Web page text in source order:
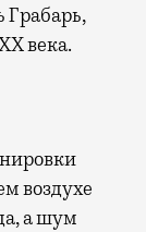
Грабарь,
века.
воздухе
а шум